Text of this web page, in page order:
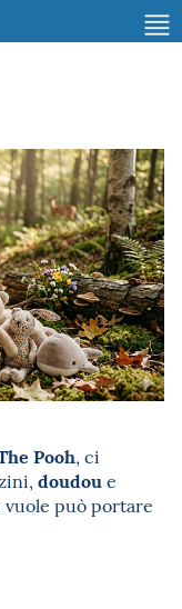
Pooh, ci
doudoue
vuole può portare